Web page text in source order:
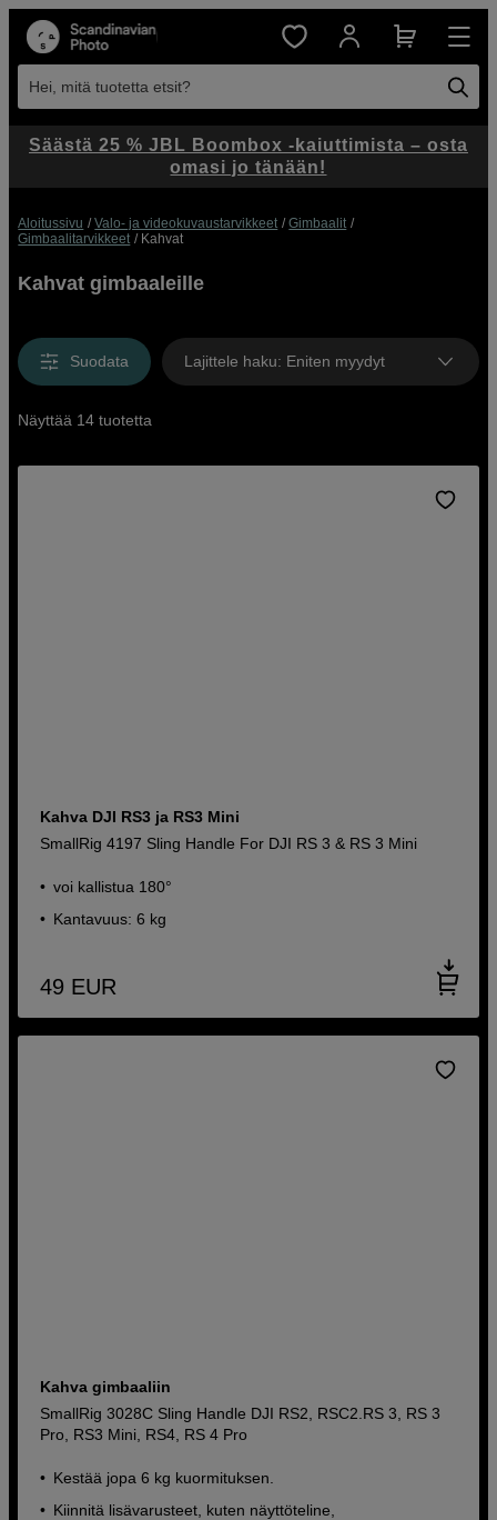
Hei, mitä tuotetta etsit?
Aloitussivu Valo- ja videokuvaustarvikkeet
Gimbaalit
Gimbaalitarvikkeet
Kahvat
Kahvat gimbaaleille
Suodata Lajittele haku: Eniten myydyt
Näyttää 14 tuotetta
Kahva DJI RS3 ja RS3 Mini
SmallRig 4197 Sling Handle For DJI RS 3 & RS 3 Mini
voi kallistua 180°
Kantavuus: 6 kg
49 EUR
Kahva gimbaaliin
SmallRig 3028C Sling Handle DJI RS2, RSC2.RS 3, RS 3
Pro, RS3 Mini, RS4, RS 4 Pro
Kestää jopa 6 kg kuormituksen.
Kiinnitä lisävarusteet, kuten näyttöteline,
Säästä 25 % JBL Boombox -kaiuttimista – osta
omasi jo tänään!